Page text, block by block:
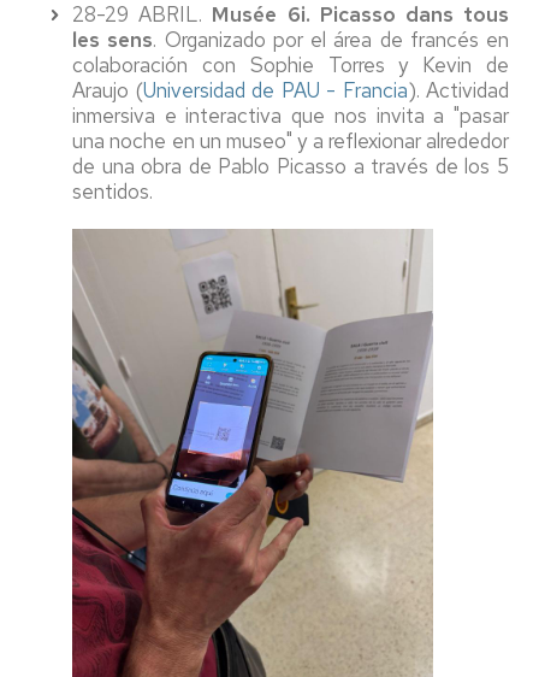
28-29 ABRIL. Musée 6i. Picasso dans tous
les sens. Organizado por el área de francés en
colaboración con Sophie Torres y Kevin de
Araujo (Universidad de PAU - Francia). Actividad
inmersiva e interactiva que nos invita a "pasar
una noche en un museo" y a reflexionar alrededor
de una obra de Pablo Picasso a través de los 5
sentidos.